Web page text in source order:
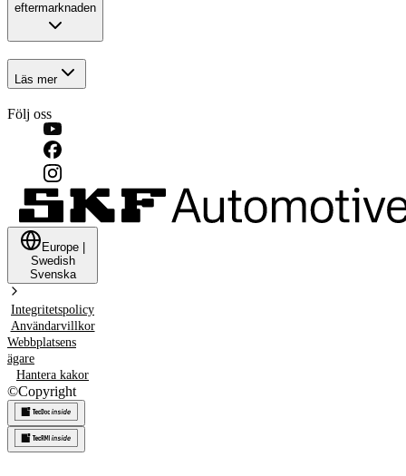
eftermarknaden
Läs mer
Följ oss
Europe
Swedish
Svenska
Integritetspolicy
Användarvillkor
Webbplatsens
ägare
Hantera kakor
©Copyright